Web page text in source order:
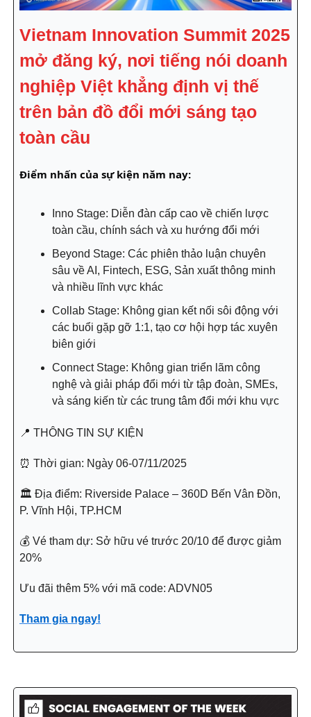
Vietnam Innovation Summit 2025
mở đăng ký, nơi tiếng nói doanh
nghiệp Việt khẳng định vị thế
trên bản đồ đổi mới sáng tạo
toàn cầu
Điểm nhấn của sự kiện năm nay:
Inno Stage: Diễn đàn cấp cao về chiến lược
toàn cầu, chính sách và xu hướng đổi mới
Beyond Stage: Các phiên thảo luận chuyên
sâu về AI, Fintech, ESG, Sản xuất thông minh
và nhiều lĩnh vực khác
Collab Stage: Không gian kết nối sôi động với
các buổi gặp gỡ 1:1, tạo cơ hội hợp tác xuyên
biên giới
Connect Stage: Không gian triển lãm công
nghệ và giải pháp đổi mới từ tập đoàn, SMEs,
và sáng kiến từ các trung tâm đổi mới khu vực
📍 THÔNG TIN SỰ KIỆN
⏰ Thời gian: Ngày 06-07/11/2025
🏛 Địa điểm: Riverside Palace – 360D Bến Vân Đồn,
P. Vĩnh Hội, TP.HCM
💰 Vé tham dự: Sở hữu vé trước 20/10 để được giảm
20%
Ưu đãi thêm 5% với mã code: ADVN05
Tham gia ngay!